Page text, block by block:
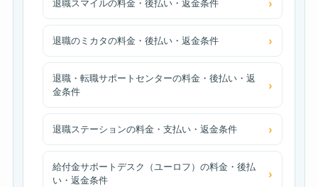
退職スマイルの料金・後払い・返金条件
退職のミカタの料金・後払い・返金条件
退職・転職サポートセンターの料金・後払い・返
金条件
退職ステーションの料金・支払い・返金条件
給付金サポートデスク（ユーロフ）の料金・後払
い・返金条件